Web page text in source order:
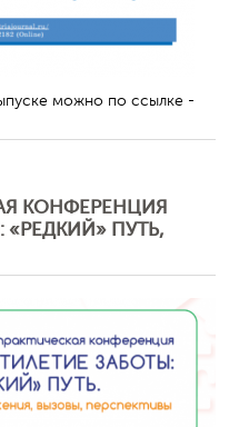
можно по ссылке -
КОНФЕРЕНЦИЯ
ПУТЬ,